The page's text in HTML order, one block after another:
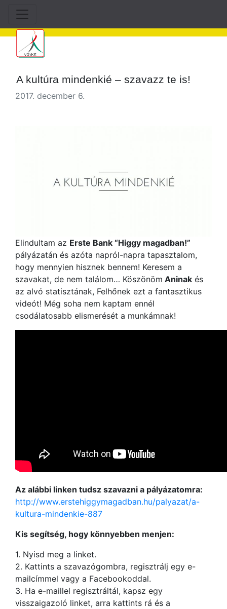
A kultúra mindenkié – szavazz te is!
2017. december 6.
Elindultam az Erste Bank “Higgy magadban!”
pályázatán és azóta napról-napra tapasztalom,
hogy mennyien hisznek bennem! Keresem a
szavakat, de nem találom… Köszönöm Aninak és
az alvó statisztának, Felhőnek ezt a fantasztikus
videót! Még soha nem kaptam ennél
csodálatosabb elismerését a munkámnak!
Az alábbi linken tudsz szavazni a pályázatomra:
http://www.erstehiggymagadban.hu/palyazat/a-
kultura-mindenkie-887
Kis segítség, hogy könnyebben menjen:
1. Nyisd meg a linket.
2. Kattints a szavazógombra, regisztrálj egy e-
mailcímmel vagy a Facebookoddal.
3. Ha e-maillel regisztráltál, kapsz egy
visszaigazoló linket, arra kattints rá és a